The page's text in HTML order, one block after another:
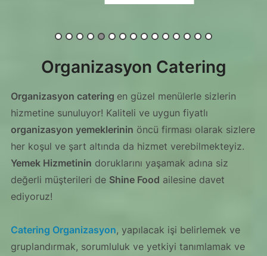
Organizasyon Catering
Organizasyon catering en güzel menülerle sizlerin
hizmetine sunuluyor! Kaliteli ve uygun fiyatlı
organizasyon yemeklerinin öncü firması olarak sizlere
her koşul ve şart altında da hizmet verebilmekteyiz.
Yemek Hizmetinin doruklarını yaşamak adına siz
değerli müşterileri de Shine Food ailesine davet
ediyoruz!
Catering Organizasyon, yapılacak işi belirlemek ve
gruplandırmak, sorumluluk ve yetkiyi tanımlamak ve